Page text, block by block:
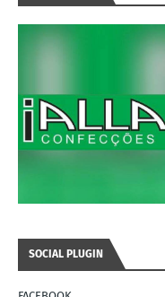
SOCIAL PLUGIN